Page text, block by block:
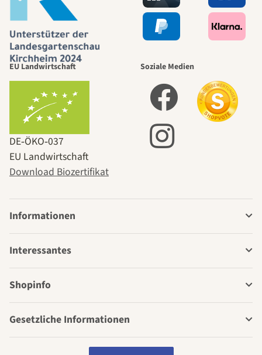
EU Landwirtschaft
DE‑ÖKO‑037
EU Landwirtschaft
Download Biozertifikat
Soziale Medien
Informationen
Interessantes
Shopinfo
Gesetzliche Informationen